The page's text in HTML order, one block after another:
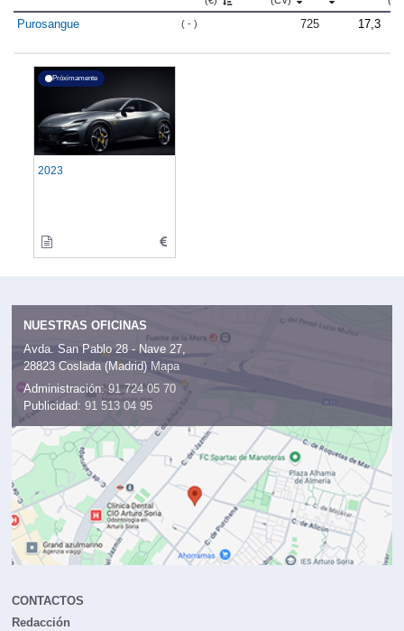
Purosangue ( - ) 725 17,3
Próximamente
2023
NUESTRAS OFICINAS
Avda. San Pablo 28 - Nave 27,
28823 Coslada (Madrid) Mapa
Administración: 91 724 05 70
Publicidad: 91 513 04 95
CONTACTOS
Redacción